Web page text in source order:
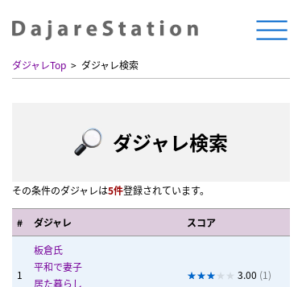
ダジャレTop ダジャレ検索
ダジャレ検索
その条件のダジャレは5件登録されています。
# ダジャレ スコア
1
板倉氏
平和で妻子
居た暮らし
3.00 (1)